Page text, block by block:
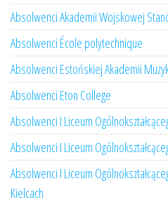
Absolwenci Akademii Wojskowej
Absolwenci École polytechnique
Absolwenci Estońskiej Akademii
Absolwenci Eton College
Absolwenci I Liceum
Absolwenci I Liceum
Absolwenci I Liceum
Kielcach